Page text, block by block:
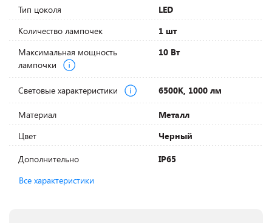
Тип цоколя
LED
Количество лампочек
1 шт
Максимальная мощность
лампочки
10 Вт
Световые характеристики 6500К, 1000 лм
Материал
Металл
Цвет
Черный
Дополнительно
IP65
Все характеристики